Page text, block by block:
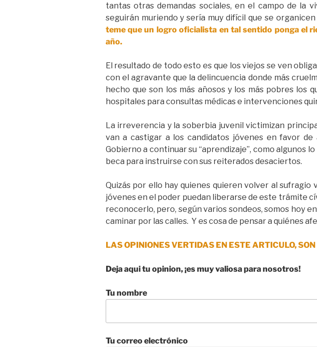
tantas otras demandas sociales, en el campo de la
seguirán muriendo y sería muy difícil que se
teme que un logro oficialista en tal sentido ponga el
año.
El resultado de todo esto es que los viejos se ven
con el agravante que la delincuencia donde más
hecho que son los más añosos y los más pobres los
hospitales para consultas médicas e intervenciones
La irreverencia y la soberbia juvenil victimizan
van a castigar a los candidatos jóvenes en favor
Gobierno a continuar su “aprendizaje”, como algunos
beca para instruirse con sus reiterados desaciertos.
Quizás por ello hay quienes quieren volver al
jóvenes en el poder puedan liberarse de este trámite
reconocerlo, pero, según varios sondeos, somos hoy
caminar por las calles. Y es cosa de pensar a quiénes
LAS OPINIONES VERTIDAS EN ESTE ARTICULO,
Deja aqui tu opinion, ¡es muy valiosa para nosotros!
Tu nombre
Tu correo electrónico